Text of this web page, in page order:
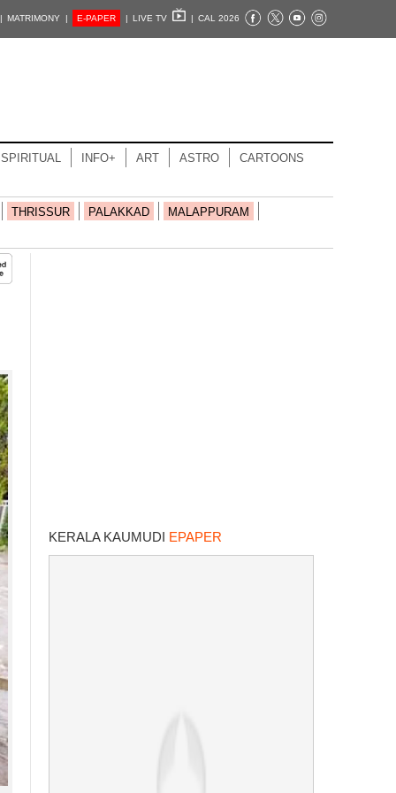
MATRIMONY | E-PAPER | LIVE TV | CAL 2026
SPIRITUAL INFO+ ART ASTRO CARTOONS
THRISSUR PALAKKAD MALAPPURAM
KERALA KAUMUDI EPAPER